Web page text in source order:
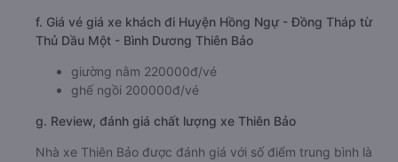
f. Giá vé giá xe khách đi Huyện Hồng Ngự - Đồng Tháp từ
Thủ Dầu Một - Bình Dương Thiên Bảo
giường nằm 220000đ/vé
ghế ngồi 200000đ/vé
g. Review, đánh giá chất lượng xe Thiên Bảo
Nhà xe Thiên Bảo được đánh giá với số điểm trung bình là